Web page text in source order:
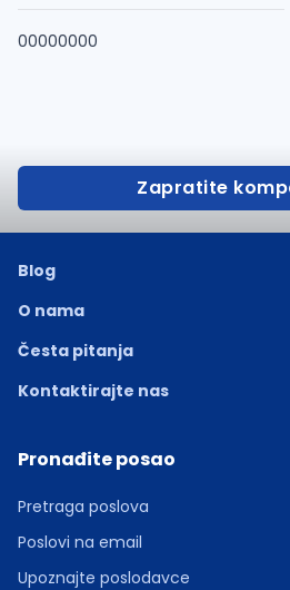
00000000
Zapratite
Blog
O nama
Česta pitanja
Kontaktirajte nas
Pronađite posao
Pretraga poslova
Poslovi na email
Upoznajte poslodavce